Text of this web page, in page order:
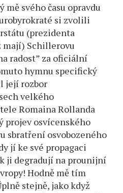
svého času opravdu
si zvolili
(prezidenta
mají) Schillerovu
radost” za oficiální
hymnu specifický
její rozbor
velkého
Romaina Rollanda
projev osvícenského
sbratření osvobozeného
jí ke své propagaci
ji degradují na prounijní
Hodně mě tím
stejně, jako když